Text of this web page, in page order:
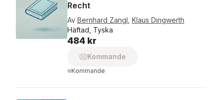
Recht
Av Bernhard Zangl Klaus Dingwerth
Häftad, Tyska
484 kr
Kommande
Kommande